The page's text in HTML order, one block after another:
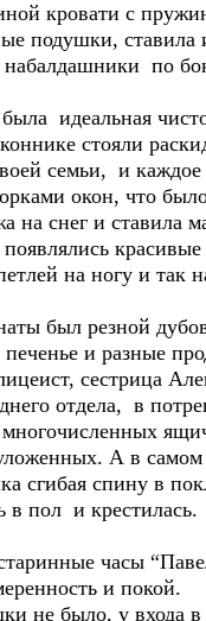
кровати с
подушки,
набалдашники по
идеальная
стояли
семьи, и
окон, что
на снег и ставила
появлялись
на ногу и так
был резной
и разные
сестрица
отдела, в
А в
сгибая спину в
в пол и
часы
и покой.
не было, у входа